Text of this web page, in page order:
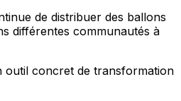
de distribuer des ballons
différentes communautés à
outil concret de transformation